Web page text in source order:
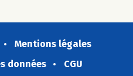
Mentions légales
données
CGU